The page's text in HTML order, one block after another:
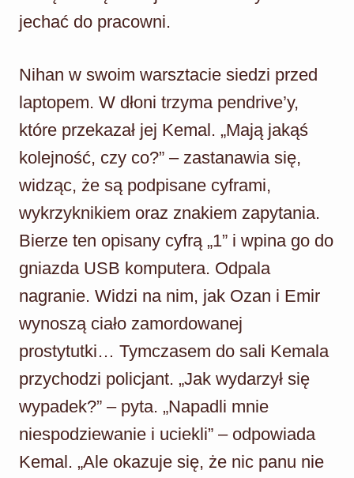
jechać do pracowni.
Nihan w swoim warsztacie siedzi przed
laptopem. W dłoni trzyma pendrive’y,
które przekazał jej Kemal. „Mają jakąś
kolejność, czy co?” – zastanawia się,
widząc, że są podpisane cyframi,
wykrzyknikiem oraz znakiem zapytania.
Bierze ten opisany cyfrą „1” i wpina go do
gniazda USB komputera. Odpala
nagranie. Widzi na nim, jak Ozan i Emir
wynoszą ciało zamordowanej
prostytutki… Tymczasem do sali Kemala
przychodzi policjant. „Jak wydarzył się
wypadek?” – pyta. „Napadli mnie
niespodziewanie i uciekli” – odpowiada
Kemal. „Ale okazuje się, że nic panu nie